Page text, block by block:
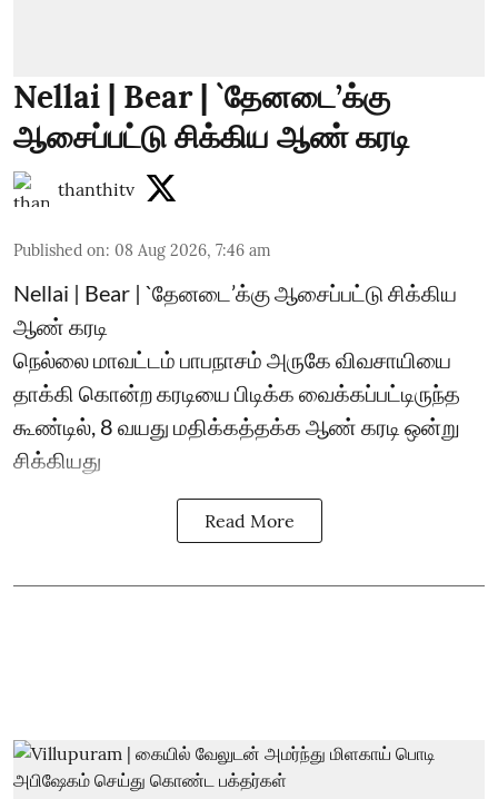
Nellai | Bear | `தேனடை’க்கு
ஆசைப்பட்டு சிக்கிய ஆண் கரடி
thanthitv
Published on: 08 Aug 2026, 7:46 am
Nellai | Bear | `தேனடை’க்கு ஆசைப்பட்டு சிக்கிய
ஆண் கரடி
நெல்லை மாவட்டம் பாபநாசம் அருகே விவசாயியை
தாக்கி கொன்ற கரடியை பிடிக்க வைக்கப்பட்டிருந்த
கூண்டில், 8 வயது மதிக்கத்தக்க ஆண் கரடி ஒன்று
சிக்கியது
Read More